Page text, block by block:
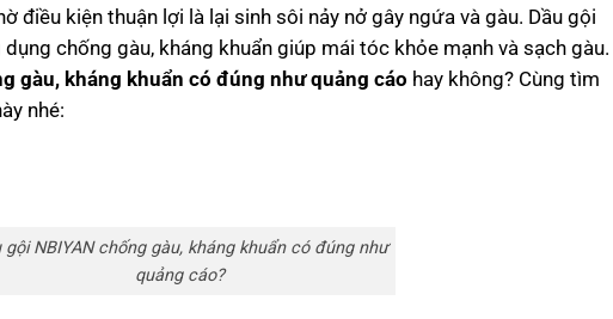
điều kiện thuận lợi là lại sinh sôi nảy nở gây ngứa và gàu. Dầu gội
chống gàu, kháng khuẩn giúp mái tóc khỏe mạnh và sạch gàu.
gàu, kháng khuẩn có đúng như quảng cáo hay không? Cùng tìm
nhé:
gội NBIYAN chống gàu, kháng khuẩn có đúng như
quảng cáo?